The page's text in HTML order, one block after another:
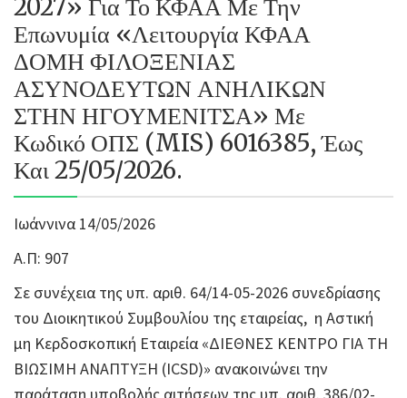
2027» Για Το ΚΦΑΑ Με Την
Επωνυμία «Λειτουργία ΚΦΑΑ
ΔΟΜΗ ΦΙΛΟΞΕΝΙΑΣ
ΑΣΥΝΟΔΕΥΤΩΝ ΑΝΗΛΙΚΩΝ
ΣΤΗΝ ΗΓΟΥΜΕΝΙΤΣΑ» Με
Κωδικό ΟΠΣ (MIS) 6016385, Έως
Και 25/05/2026.
Ιωάννινα 14/05/2026
Α.Π: 907
Σε συνέχεια της υπ. αριθ. 64/14-05-2026 συνεδρίασης
του Διοικητικού Συμβουλίου της εταιρείας, η Αστική
μη Κερδοσκοπική Εταιρεία «ΔΙΕΘΝΕΣ ΚΕΝΤΡΟ ΓΙΑ ΤΗ
ΒΙΩΣΙΜΗ ΑΝΑΠΤΥΞΗ (ICSD)» ανακοινώνει την